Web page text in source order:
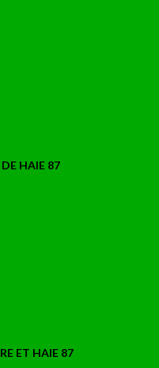
HAIE 87
ET HAIE 87